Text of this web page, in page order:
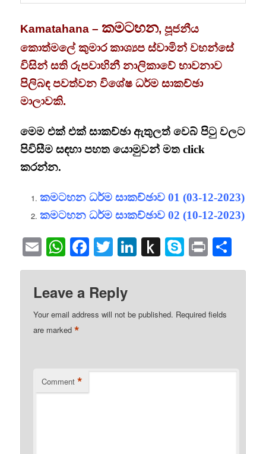
Kamatahana – කමටහන, පූජනීය
කොත්මලේ කුමාර කාශ්‍යප ස්වාමින් වහන්සේ
විසින් සති රුපවාහිනී නාලිකාවේ භාවනාව
පිලිබඳ පවත්වන විශේෂ ධර්ම සාකච්ඡා
මාලාවකි.
මෙම එක් එක් සාකච්ඡා ඇතුලත් වෙබ් පිටු වලට
පිවිසීම සඳහා පහත යොමුවන් මත click
කරන්න.
කමටහන ධර්ම සාකච්ඡාව 01 (03-12-2023)
කමටහන ධර්ම සාකච්ඡාව 02 (10-12-2023)
EmailWhatsApp
Facebook
Twitter
LinkedIn
Push
to
Skype
Print
Leave a Reply
Your email address will not be published. Required fields
are marked*
Comment *